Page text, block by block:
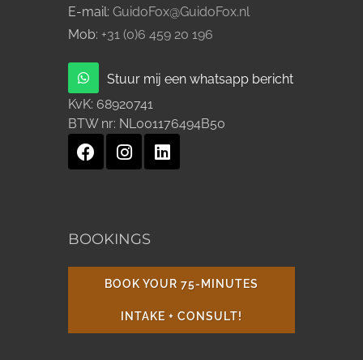
E-mail: GuidoFox@GuidoFox.nl
Mob: +31 (0)6 459 20 196
Stuur mij een whatsapp bericht
KvK: 68920741
BTW nr: NL001176494B50
BOOKINGS
BOOK YOUR 75-MINUTES
INTAKE + CONSULT!